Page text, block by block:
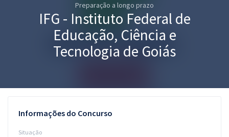
Preparação a longo prazo
IFG - Instituto Federal de
Educação, Ciência e
Tecnologia de Goiás
Informações do Concurso
Situação